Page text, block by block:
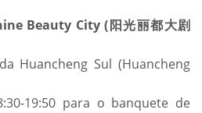
Beauty City (阳光丽都大剧
Huancheng Sul (Huancheng
19:50 para o banquete de